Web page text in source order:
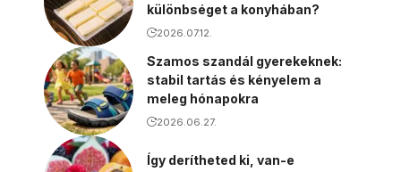
különbséget a konyhában?
2026.07.12.
Szamos szandál gyerekeknek:
stabil tartás és kényelem a
meleg hónapokra
2026.06.27.
Így derítheted ki, van-e